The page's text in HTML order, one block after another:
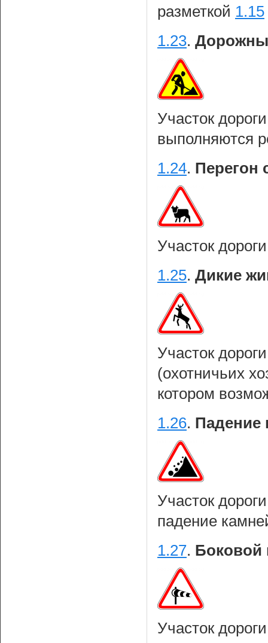
разметкой 1.15
1.23.
Участок
выполняются
1.24. Перегон
Участок
1.25. Дикие
Участок
(охотничьих
котором
1.26. Падение
Участок
падение
1.27. Боковой
Участок